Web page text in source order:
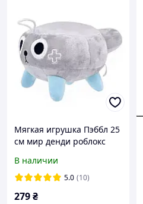
Мягкая игрушка Пэббл 25
см мир денди роблокс
серый
В наличии
5.0 (10)
279₴